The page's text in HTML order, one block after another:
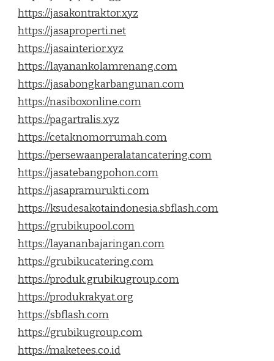
https://jasakontraktor.xyz
https://jasaproperti.net
https://jasainterior.xyz
https://layanankolamrenang.com
https://jasabongkarbangunan.com
https://nasiboxonline.com
https://pagartralis.xyz
https://cetaknomorrumah.com
https://persewaanperalatancatering.com
https://jasatebangpohon.com
https://jasapramurukti.com
https://ksudesakotaindonesia.sbflash.com
https://grubikupool.com
https://layananbajaringan.com
https://grubikucatering.com
https://produk.grubikugroup.com
https://produkrakyat.org
https://sbflash.com
https://grubikugroup.com
https://maketees.co.id